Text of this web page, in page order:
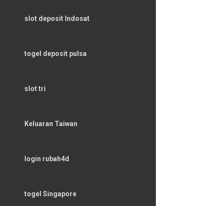
slot deposit Indosat
togel deposit pulsa
slot tri
Keluaran Taiwan
login rubah4d
togel Singapore